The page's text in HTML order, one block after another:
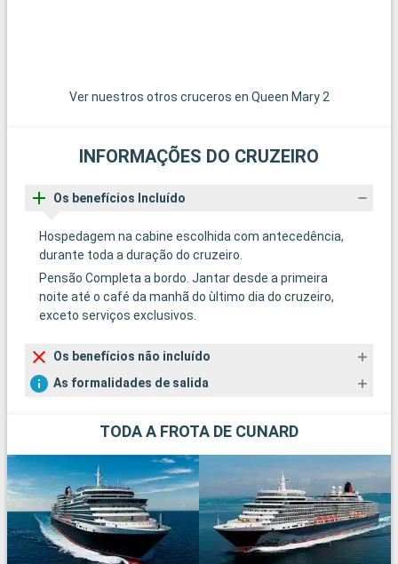
Ver nuestros otros cruceros en Queen Mary 2
INFORMAÇÕES DO CRUZEIRO
Os benefícios Incluído
Hospedagem na cabine escolhida com antecedência,
durante toda a duração do cruzeiro.
Pensão Completa a bordo. Jantar desde a primeira
noite até o café da manhã do ùltimo dia do cruzeiro,
exceto serviços exclusivos.
Os benefícios não incluído
As formalidades de salida
TODA A FROTA DE CUNARD